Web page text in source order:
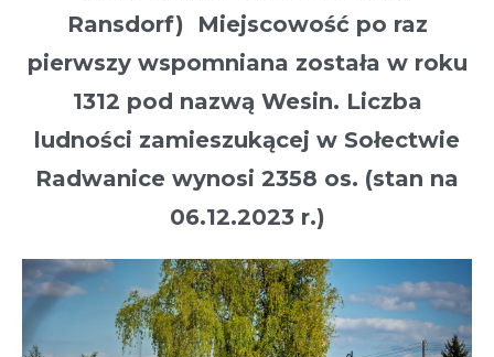
Ransdorf) Miejscowość po raz
pierwszy wspomniana została w roku
1312 pod nazwą Wesin. Liczba
ludności zamieszukącej w Sołectwie
Radwanice wynosi 2358 os. (stan na
06.12.2023 r.)